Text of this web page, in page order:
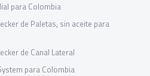
para Colombia
de Paletas, sin aceite para
de Canal Lateral
para Colombia